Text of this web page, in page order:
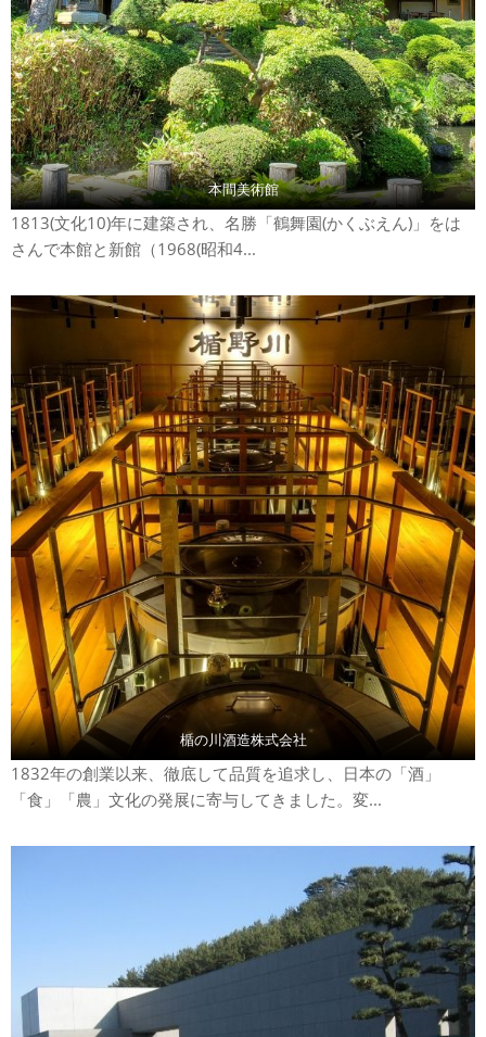
本間美術館
1813(文化10)年に建築され、名勝「鶴舞園(かくぶえん)」をは
さんで本館と新館（1968(昭和4...
楯の川酒造株式会社
1832年の創業以来、徹底して品質を追求し、日本の「酒」
「食」「農」文化の発展に寄与してきました。変...